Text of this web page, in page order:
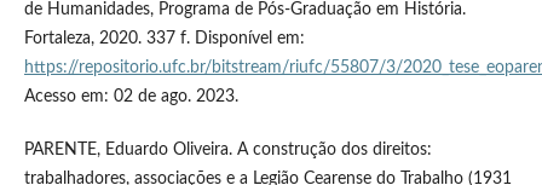
de Humanidades, Programa de Pós-Graduação em História.
Fortaleza, 2020. 337 f. Disponível em:
https://repositorio.ufc.br/bitstream/riufc/55807/3/
Acesso em: 02 de ago. 2023.
PARENTE, Eduardo Oliveira. A construção dos direitos:
trabalhadores, associações e a Legião Cearense do Trabalho (1931